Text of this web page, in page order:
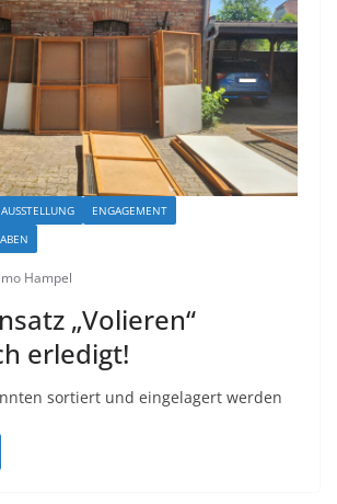
AUSSTELLUNG
ENGAGEMENT
Hampel
„Volieren“
erledigt!
sortiert und eingelagert werden